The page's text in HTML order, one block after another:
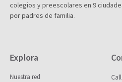
colegios y preescolares en 9
por padres de familia.
Explora
Nuestra red